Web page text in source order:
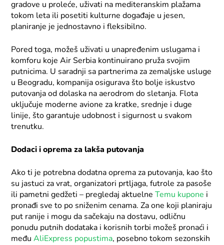
gradove u proleće, uživati na mediteranskim plažama
tokom leta ili posetiti kulturne događaje u jesen,
planiranje je jednostavno i fleksibilno.
Pored toga, možeš uživati u unapređenim uslugama i
komforu koje Air Serbia kontinuirano pruža svojim
putnicima. U saradnji sa partnerima za zemaljske usluge
u Beogradu, kompanija osigurava što bolje iskustvo
putovanja od dolaska na aerodrom do sletanja. Flota
uključuje moderne avione za kratke, srednje i duge
linije, što garantuje udobnost i sigurnost u svakom
trenutku.
Dodaci i oprema za lakša putovanja
Ako ti je potrebna dodatna oprema za putovanja, kao što
su jastuci za vrat, organizatori prtljaga, futrole za pasoše
ili pametni gedžeti – pregledaj aktuelne
Temu kupone i
pronađi sve to po sniženim cenama. Za one koji planiraju
put ranije i mogu da sačekaju na dostavu, odličnu
ponudu putnih dodataka i korisnih torbi možeš pronaći i
međuAliExpress popustima, posebno tokom sezonskih